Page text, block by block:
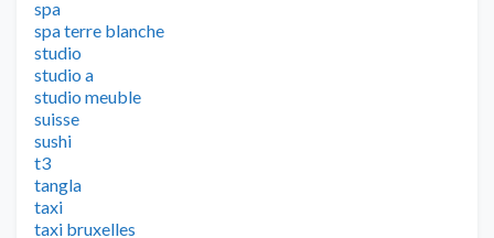
spa
spa terre blanche
studio
studio a
studio meuble
suisse
sushi
t3
tangla
taxi
taxi bruxelles